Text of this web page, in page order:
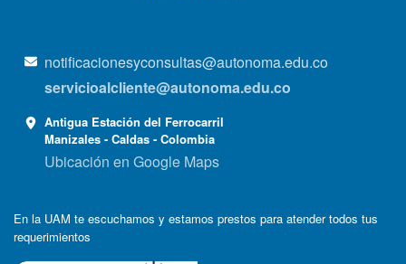
notificacionesyconsultas@autonoma.edu.co
servicioalcliente@autonoma.edu.co
Antigua Estación del Ferrocarril
Manizales - Caldas - Colombia
Ubicación en Google Maps
En la UAM te escuchamos y estamos prestos para atender todos tus
requerimientos